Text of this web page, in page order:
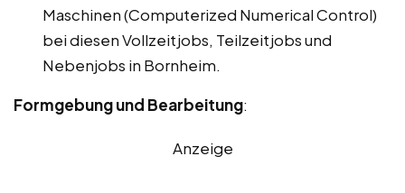
Maschinen (Computerized Numerical Control)
bei diesen Vollzeitjobs, Teilzeitjobs und
Nebenjobs in Bornheim.
Formgebung und Bearbeitung:
Anzeige